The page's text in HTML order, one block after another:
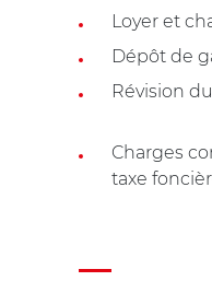
Loyer et
Dépôt de
Révision
Charges
taxe